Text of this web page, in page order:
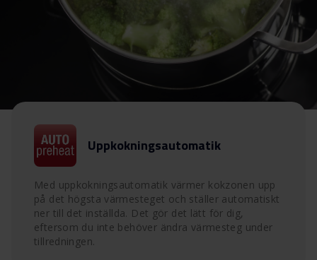
Uppkokningsautomatik
Med uppkokningsautomatik värmer kokzonen upp
på det högsta värmesteget och ställer automatiskt
ner till det inställda. Det gör det lätt för dig,
eftersom du inte behöver ändra värmesteg under
tillredningen.